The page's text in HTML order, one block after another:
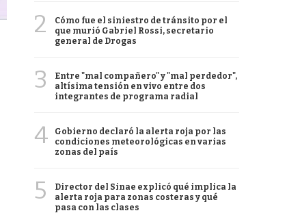
2
Cómo fue el siniestro de tránsito por el
que murió Gabriel Rossi, secretario
general de Drogas
3
Entre "mal compañero" y "mal perdedor",
altísima tensión en vivo entre dos
integrantes de programa radial
4
Gobierno declaró la alerta roja por las
condiciones meteorológicas en varias
zonas del país
5
Director del Sinae explicó qué implica la
alerta roja para zonas costeras y qué
pasa con las clases